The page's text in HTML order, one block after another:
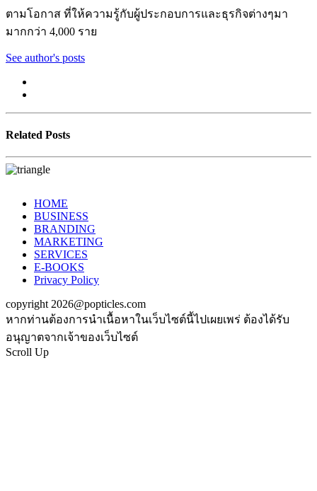
ตามโอกาส ที่ให้ความรู้กับผู้ประกอบการและธุรกิจต่างๆมา
มากกว่า 4,000 ราย
See author's posts
Related Posts
HOME
BUSINESS
BRANDING
MARKETING
SERVICES
E-BOOKS
Privacy Policy
copyright 2026@popticles.com
หากท่านต้องการนำเนื้อหาในเว็บไซต์นี้ไปเผยเพร่ ต้องได้รับ
อนุญาตจากเจ้าของเว็บไซต์
Scroll Up